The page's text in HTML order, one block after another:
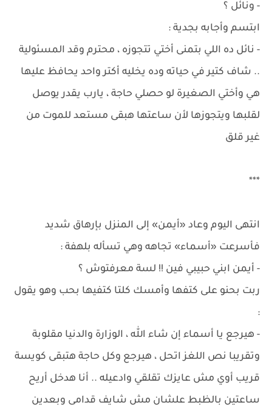
- ونائل ؟
ابتسم وأجابه بجدية :
- نائل ده اللي بتمنى أختي تتجوزه ، محترم وقد المسئولية
.. شاف كتير في حياته وده يخليه أكتر واحد يحافظ عليها
هي وأختي الصغيرة لو حصلي حاجة ، يارب يقدر يوصل
لقلبها ويتجوزها لأن ساعتها هبقى مستعد للموت من
غير قلق
***
انتهى اليوم وعاد «أيمن» إلى المنزل بإرهاق شديد
فأسرعت «أسماء» تجاهه وهي تسأله بلهفة :
- أيمن ابني حبيبي فين !! لسة معرفتوش ؟
ربت بحنو على كتفها وأمسك كلتا كتفيها بحب وهو يقول
:
- هيرجع يا أسماء إن شاء الله ، الوزارة والدنيا مقلوبة
وتقريبا نص اللغز اتحل ، هيرجع وكل حاجة هتبقى كويسة
قريب أوي مش عايزك تقلقي وادعيله .. أنا هدخل أريح
ساعتين بالظبط علشان مش شايف قدامي وبعدين